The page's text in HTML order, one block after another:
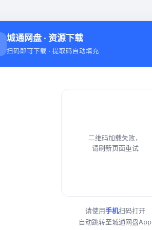
城通网盘 · 资源下载
扫码即可下载 · 提取码自动填充
二维码加载失败，
请刷新页面重试
请使用手机扫码打开
自动跳转至城通网盘App